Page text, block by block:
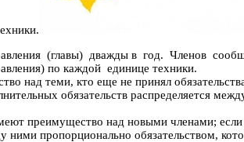
(главы) дважды в год. Членов
по каждой единице техники.
над теми, кто еще не принял
обязательств распределяется
преимущество над новыми членами;
ними пропорционально обязательством,